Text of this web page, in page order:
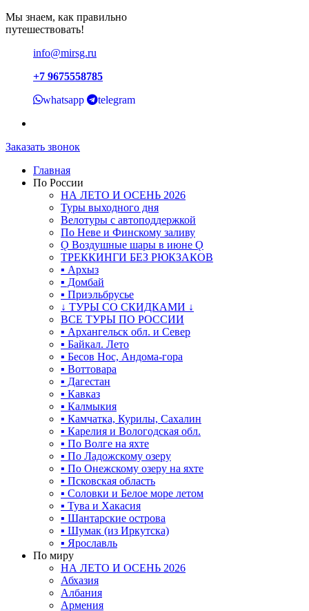
Мы знаем, как правильно
путешествовать!
info@mirsg.ru
+7 9675558785
whatsapp telegram
Заказать звонок
Главная
По России
НА ЛЕТО И ОСЕНЬ 2026
Туры выходного дня
Велотуры с автоподдержкой
По Неве и Финскому заливу
Ǫ Воздушные шары в июне Ǫ
ТРЕККИНГИ БЕЗ РЮКЗАКОВ
▪ Архыз
▪ Домбай
▪ Приэльбрусье
↓ ТУРЫ СО СКИДКАМИ ↓
ВСЕ ТУРЫ ПО РОССИИ
▪ Архангельск обл. и Север
▪ Байкал. Лето
▪ Бесов Нос, Андома-гора
▪ Воттовара
▪ Дагестан
▪ Кавказ
▪ Калмыкия
▪ Камчатка, Курилы, Сахалин
▪ Карелия и Вологодская обл.
▪ По Волге на яхте
▪ По Ладожскому озеру
▪ По Онежскому озеру на яхте
▪ Псковская область
▪ Соловки и Белое море летом
▪ Тува и Хакасия
▪ Шантарские острова
▪ Шумак (из Иркутска)
▪ Ярославль
По миру
НА ЛЕТО И ОСЕНЬ 2026
Абхазия
Албания
Армения